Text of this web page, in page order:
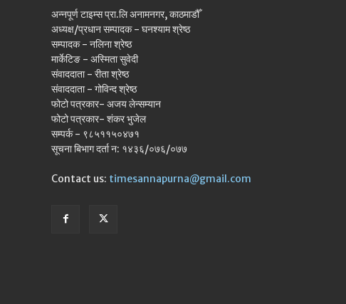
अन्नपूर्ण टाइम्स प्रा.लि अनामनगर, काठमाडौँ
अध्यक्ष/प्रधान सम्पादक - घनश्याम श्रेष्ठ
सम्पादक - नलिना श्रेष्ठ
मार्केटिङ - अस्मिता सुवेदी
संवाददाता - रीता श्रेष्ठ
संवाददाता - गोविन्द श्रेष्ठ
फोटो पत्रकार- अजय लेन्सम्यान
फोटो पत्रकार- शंकर भुजेल
सम्पर्क - ९८५११५०४७१
सूचना बिभाग दर्ता न: १४३६/०७६/०७७
Contact us: timesannapurna@gmail.com